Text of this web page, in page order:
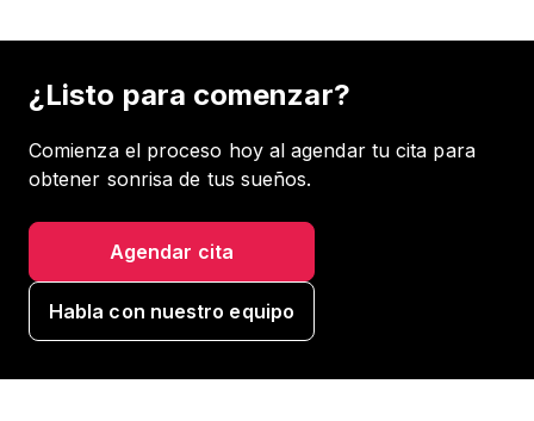
¿Listo para comenzar?
Comienza el proceso hoy al agendar tu cita para
obtener sonrisa de tus sueños.
Agendar cita
Habla con nuestro equipo